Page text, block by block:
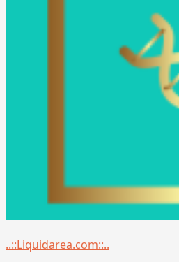
Menu
..::Liquidarea.com::..